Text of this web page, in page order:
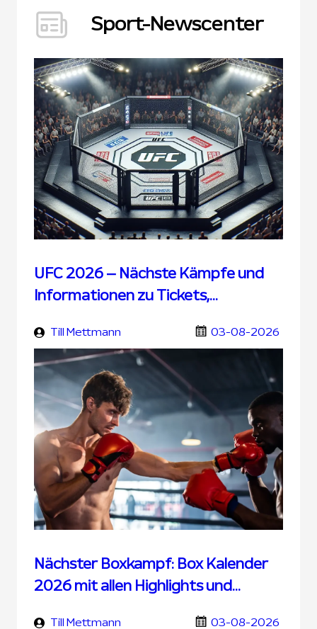
Sport-Newscenter
UFC 2026 – Nächste Kämpfe und
Informationen zu Tickets,
Till Mettmann 03-08-2026
Nächster Boxkampf: Box Kalender
2026 mit allen Highlights und
Till Mettmann 03-08-2026